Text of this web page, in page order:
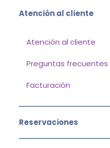
Atención al cliente
Atención al cliente
Preguntas frecuentes
Facturación
Reservaciones